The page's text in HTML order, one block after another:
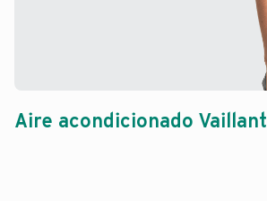
Aire acondicionado Vaillant